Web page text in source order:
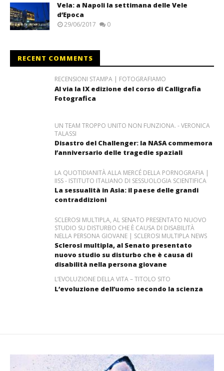
Vela: a Napoli la settimana delle Vele
d’Epoca
29/06/2017 0
RECENT COMMENTS
RECENSIONI STAMPA | FOTOGRAFIAMO
Al via la IX edizione del corso di Calligrafia
Fotografica
UN TEAM TROPPO UNITO NON FUNZIONA. - VERONICA
TALASSI
Disastro del Challenger: la NASA commemora
l’anniversario delle tragedie spaziali
LA QUOTIDIANITÀ ALLA MERCÉ DELLA PORNOGRAFIA |
IISS - ISTITUTO ITALIANO DI SESSUOLOGIA SCIENTIFICA
La sessualità in Asia: il paese delle grandi
contraddizioni
SCLEROSI MULTIPLA, AL SENATO PRESENTATO NUOVO
STUDIO SU DISTURBO CHE È CAUSA DI DISABILITÀ
NELLA PERSONA GIOVANE | SCLEROSI MULTIPLA NEWS
Sclerosi multipla, al Senato presentato
nuovo studio su disturbo che è causa di
disabilità nella persona giovane
L’EVOLUZIONE DELLA VITA – TITOLO SITO
L’evoluzione dell’uomo secondo la scienza